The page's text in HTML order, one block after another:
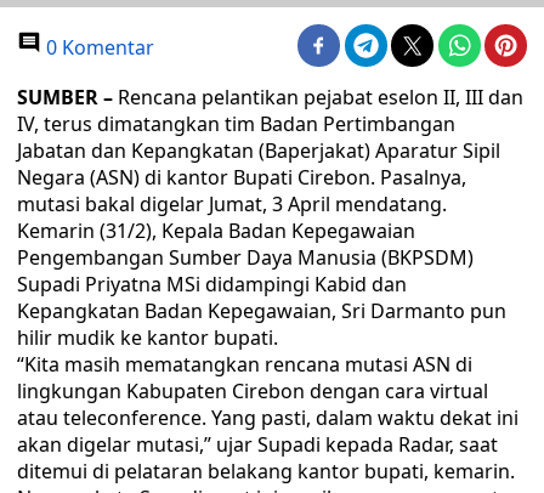
0 Komentar
SUMBER – Rencana pelantikan pejabat eselon II, III dan
IV, terus dimatangkan tim Badan Pertimbangan
Jabatan dan Kepangkatan (Baperjakat) Aparatur Sipil
Negara (ASN) di kantor Bupati Cirebon. Pasalnya,
mutasi bakal digelar Jumat, 3 April mendatang.
Kemarin (31/2), Kepala Badan Kepegawaian
Pengembangan Sumber Daya Manusia (BKPSDM)
Supadi Priyatna MSi didampingi Kabid dan
Kepangkatan Badan Kepegawaian, Sri Darmanto pun
hilir mudik ke kantor bupati.
“Kita masih mematangkan rencana mutasi ASN di
lingkungan Kabupaten Cirebon dengan cara virtual
atau teleconference. Yang pasti, dalam waktu dekat ini
akan digelar mutasi,” ujar Supadi kepada Radar, saat
ditemui di pelataran belakang kantor bupati, kemarin.